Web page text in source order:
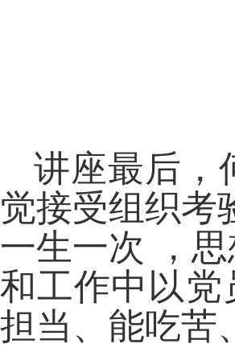
讲座最后，
觉接受组织考
一生一次 ，
和工作中以
担当、能吃苦